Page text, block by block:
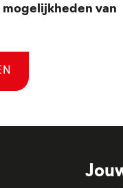
van